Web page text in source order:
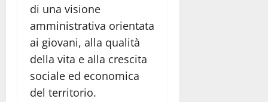
di una visione
amministrativa orientata
ai giovani, alla qualità
della vita e alla crescita
sociale ed economica
del territorio.